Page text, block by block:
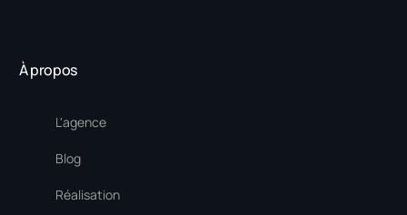
À propos
L'agence
Blog
Réalisation